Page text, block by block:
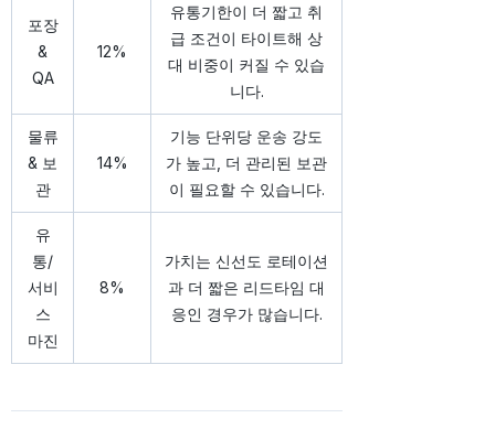
포장
&
QA
12%
유통기한이 더 짧고 취
급 조건이 타이트해 상
대 비중이 커질 수 있습
니다.
물류
& 보
관
14%
기능 단위당 운송 강도
가 높고, 더 관리된 보관
이 필요할 수 있습니다.
유
통/
서비
스
마진
8%
가치는 신선도 로테이션
과 더 짧은 리드타임 대
응인 경우가 많습니다.